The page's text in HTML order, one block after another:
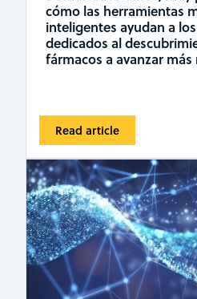
cómo las herramientas
inteligentes ayudan a
dedicados al
fármacos a avanzar
Read article